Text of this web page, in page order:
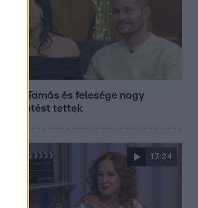
Veréb Tamás és felesége nagy
bejelentést tettek
17:24